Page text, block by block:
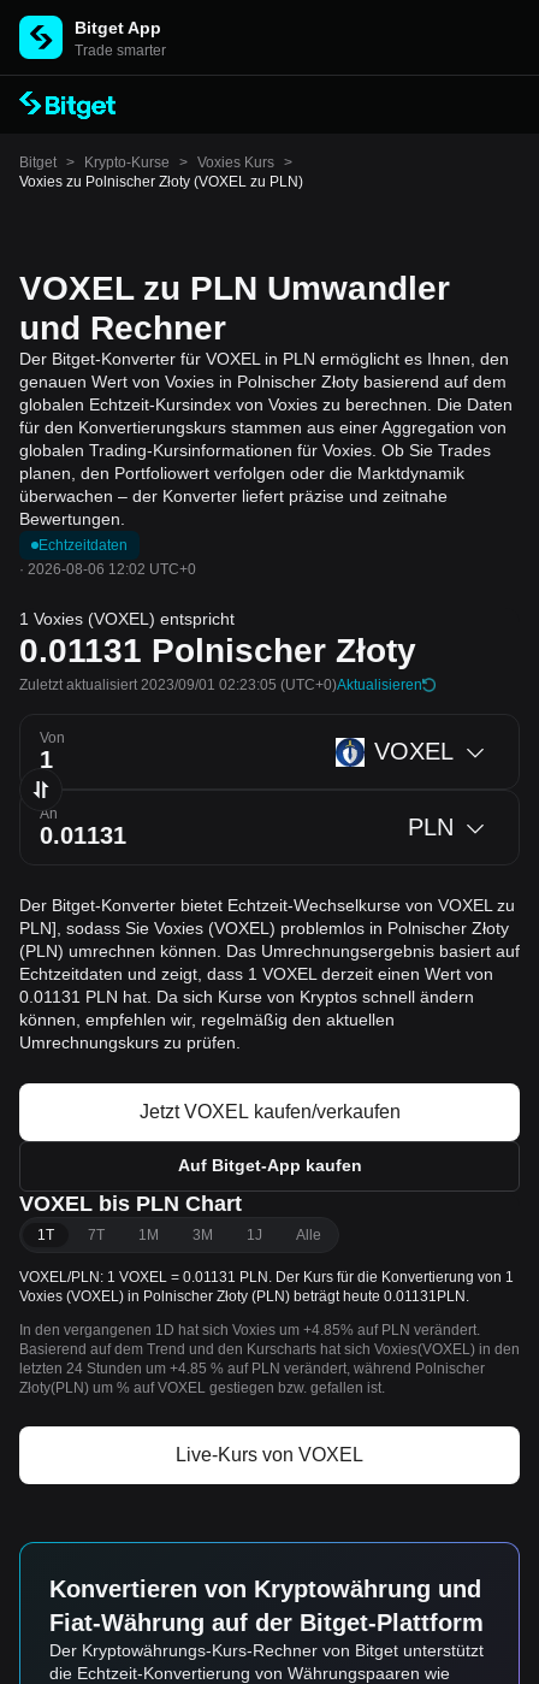
Bitget App
Trade smarter
Bitget > Krypto-Kurse > Voxies Kurs >
Voxies zu Polnischer Złoty (VOXEL zu PLN)
VOXEL zu PLN Umwandler
und Rechner
Der Bitget-Konverter für VOXEL in PLN ermöglicht es Ihnen, den
genauen Wert von Voxies in Polnischer Złoty basierend auf dem
globalen Echtzeit-Kursindex von Voxies zu berechnen. Die Daten
für den Konvertierungskurs stammen aus einer Aggregation von
globalen Trading-Kursinformationen für Voxies. Ob Sie Trades
planen, den Portfoliowert verfolgen oder die Marktdynamik
überwachen – der Konverter liefert präzise und zeitnahe
Bewertungen.
Echtzeitdaten
· 2026-08-06 12:02 UTC+0
1 Voxies (VOXEL) entspricht
0.01131 Polnischer Złoty
Zuletzt aktualisiert 2023/09/01 02:23:05 (UTC+0)Aktualisieren
Von VOXEL
An PLN
Der Bitget-Konverter bietet Echtzeit-Wechselkurse von VOXEL zu
PLN], sodass Sie Voxies (VOXEL) problemlos in Polnischer Złoty
(PLN) umrechnen können. Das Umrechnungsergebnis basiert auf
Echtzeitdaten und zeigt, dass 1 VOXEL derzeit einen Wert von
0.01131 PLN hat. Da sich Kurse von Kryptos schnell ändern
können, empfehlen wir, regelmäßig den aktuellen
Umrechnungskurs zu prüfen.
Jetzt VOXEL kaufen/verkaufen
Auf Bitget-App kaufen
VOXEL bis PLN Chart
1T 7T 1M 3M 1J Alle
VOXEL/PLN: 1 VOXEL = 0.01131 PLN. Der Kurs für die Konvertierung von 1
Voxies (VOXEL) in Polnischer Złoty (PLN) beträgt heute 0.01131PLN.
In den vergangenen 1D hat sich Voxies um +4.85% auf PLN verändert.
Basierend auf dem Trend und den Kurscharts hat sich Voxies(VOXEL) in den
letzten 24 Stunden um +4.85 % auf PLN verändert, während Polnischer
Złoty(PLN) um % auf VOXEL gestiegen bzw. gefallen ist.
Live-Kurs von VOXEL
Konvertieren von Kryptowährung und
Fiat-Währung auf der Bitget-Plattform
Der Kryptowährungs-Kurs-Rechner von Bitget unterstützt
die Echtzeit-Konvertierung von Währungspaaren wie